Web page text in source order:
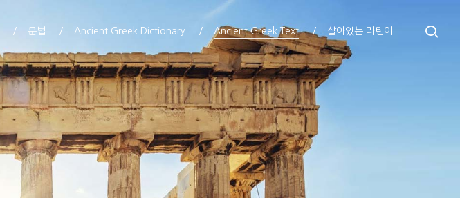
문법 Ancient Greek Dictionary Ancient Greek Text 살아있는 라틴어